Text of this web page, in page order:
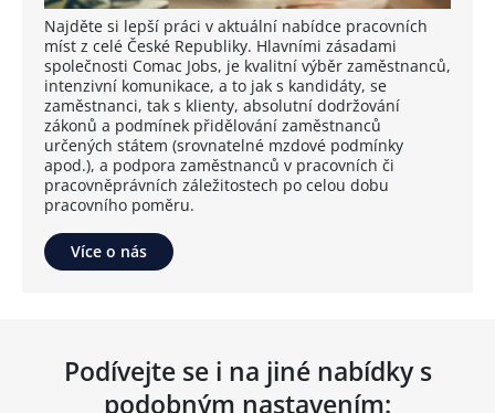
Najděte si lepší práci v aktuální nabídce pracovních
míst z celé České Republiky. Hlavními zásadami
společnosti Comac Jobs, je kvalitní výběr zaměstnanců,
intenzivní komunikace, a to jak s kandidáty, se
zaměstnanci, tak s klienty, absolutní dodržování
zákonů a podmínek přidělování zaměstnanců
určených státem (srovnatelné mzdové podmínky
apod.), a podpora zaměstnanců v pracovních či
pracovněprávních záležitostech po celou dobu
pracovního poměru.
Více o nás
Podívejte se i na jiné nabídky s
podobným nastavením: